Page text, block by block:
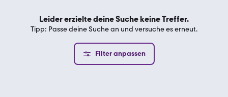
Leider erzielte deine Suche keine Treffer.
Tipp: Passe deine Suche an und versuche es erneut.
Filter anpassen